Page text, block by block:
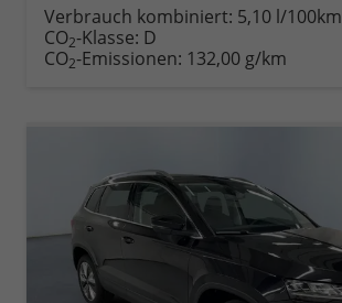
Verbrauch kombiniert: 5,10 l/100km
CO2-Klasse: D
CO2-Emissionen: 132,00 g/km